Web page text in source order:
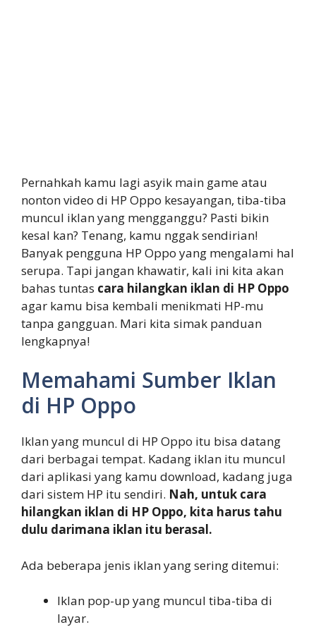
Pernahkah kamu lagi asyik main game atau
nonton video di HP Oppo kesayangan, tiba-tiba
muncul iklan yang mengganggu? Pasti bikin
kesal kan? Tenang, kamu nggak sendirian!
Banyak pengguna HP Oppo yang mengalami hal
serupa. Tapi jangan khawatir, kali ini kita akan
bahas tuntas cara hilangkan iklan di HP Oppo
agar kamu bisa kembali menikmati HP-mu
tanpa gangguan. Mari kita simak panduan
lengkapnya!
Memahami Sumber Iklan
di HP Oppo
Iklan yang muncul di HP Oppo itu bisa datang
dari berbagai tempat. Kadang iklan itu muncul
dari aplikasi yang kamu download, kadang juga
dari sistem HP itu sendiri. Nah, untuk cara
hilangkan iklan di HP Oppo, kita harus tahu
dulu darimana iklan itu berasal.
Ada beberapa jenis iklan yang sering ditemui:
Iklan pop-up yang muncul tiba-tiba di
layar.